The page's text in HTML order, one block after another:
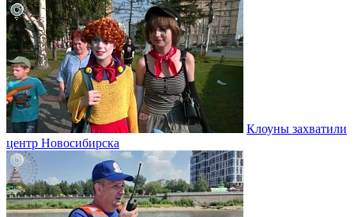
Клоуны захватили
центр Новосибирска